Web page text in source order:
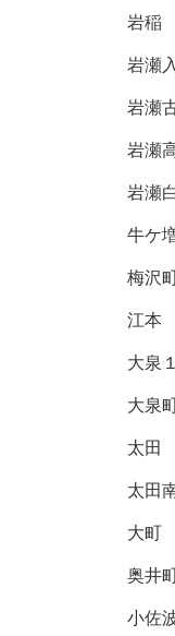
岩稲
岩瀬
岩瀬
岩瀬
岩瀬
牛ケ
梅沢
江本
大泉
大泉
太田
太田
大町
奥井
小佐